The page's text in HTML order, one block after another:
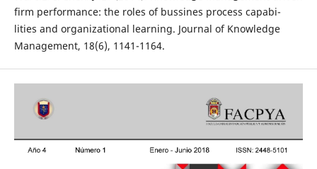
firm performance: the roles of bussines process capabi-
lities and organizational learning. Journal of Knowledge
Management, 18(6), 1141-1164.